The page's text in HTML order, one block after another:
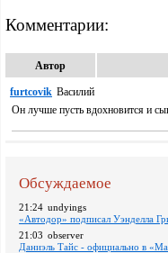
Комментарии:
Автор
furtcovik Василий
Он лучше пусть вдохновится и
Обсуждаемое
21:24 undyings
«Автодор» подписал Уэнделла
21:03 observer
Даниэль Тайс - официально в